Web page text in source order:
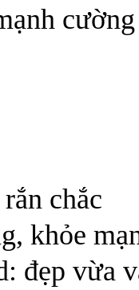
chắc
khỏe
đẹp vừa